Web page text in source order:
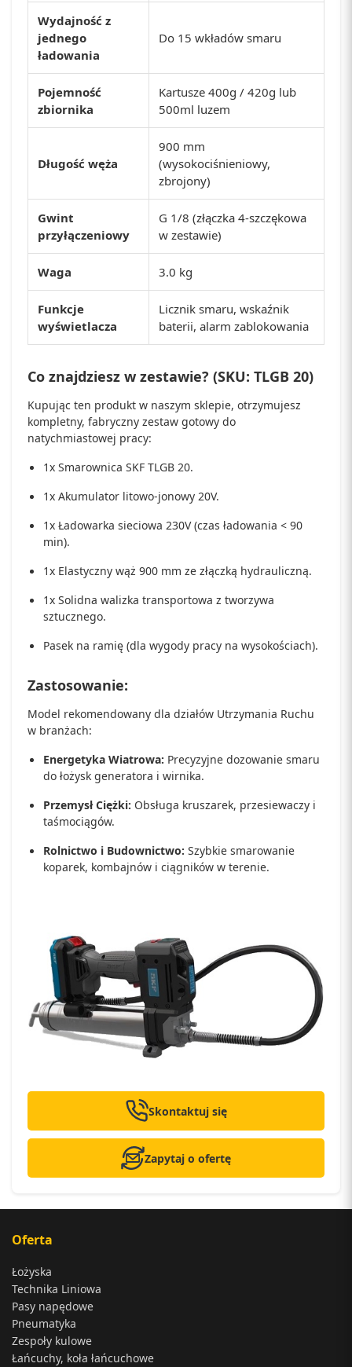
Wydajność z
jednego
ładowania
Do 15 wkładów smaru
Pojemność
zbiornika
Kartusze 400g / 420g lub
500ml luzem
Długość węża
900 mm
(wysokociśnieniowy,
zbrojony)
Gwint
przyłączeniowy
G 1/8 (złączka 4-szczękowa
w zestawie)
Waga 3.0 kg
Funkcje
wyświetlacza
Licznik smaru, wskaźnik
baterii, alarm zablokowania
Co znajdziesz w zestawie? (SKU: TLGB 20)
Kupując ten produkt w naszym sklepie, otrzymujesz
kompletny, fabryczny zestaw gotowy do
natychmiastowej pracy:
1x Smarownica SKF TLGB 20.
1x Akumulator litowo-jonowy 20V.
1x Ładowarka sieciowa 230V (czas ładowania < 90
min).
1x Elastyczny wąż 900 mm ze złączką hydrauliczną.
1x Solidna walizka transportowa z tworzywa
sztucznego.
Pasek na ramię (dla wygody pracy na wysokościach).
Zastosowanie:
Model rekomendowany dla działów Utrzymania Ruchu
w branżach:
Energetyka Wiatrowa: Precyzyjne dozowanie smaru
do łożysk generatora i wirnika.
Przemysł Ciężki: Obsługa kruszarek, przesiewaczy i
taśmociągów.
Rolnictwo i Budownictwo: Szybkie smarowanie
koparek, kombajnów i ciągników w terenie.
Skontaktuj się
Zapytaj o ofertę
Oferta
Łożyska
Technika Liniowa
Pasy napędowe
Pneumatyka
Zespoły kulowe
Łańcuchy, koła łańcuchowe